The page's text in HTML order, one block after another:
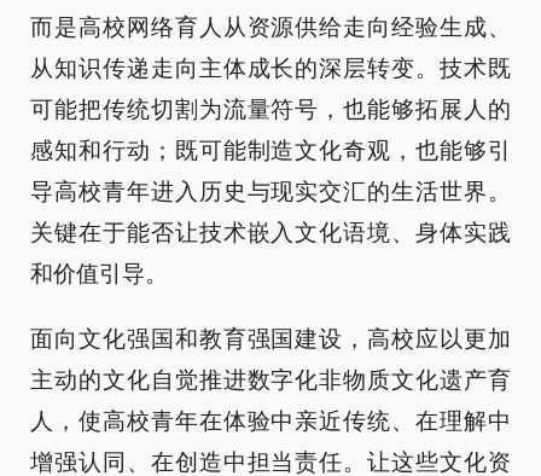
而是高校网络育人从资源供给走向经验生成、
从知识传递走向主体成长的深层转变。技术既
可能把传统切割为流量符号，也能够拓展人的
感知和行动；既可能制造文化奇观，也能够引
导高校青年进入历史与现实交汇的生活世界。
关键在于能否让技术嵌入文化语境、身体实践
和价值引导。
面向文化强国和教育强国建设，高校应以更加
主动的文化自觉推进数字化非物质文化遗产育
人，使高校青年在体验中亲近传统、在理解中
增强认同、在创造中担当责任。让这些文化资